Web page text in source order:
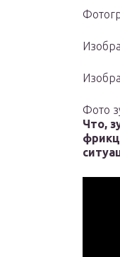
Фото
Что,